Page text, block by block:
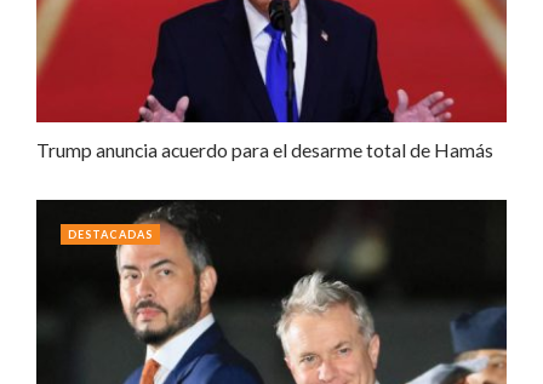
Trump anuncia acuerdo para el desarme total de Hamás
DESTACADAS